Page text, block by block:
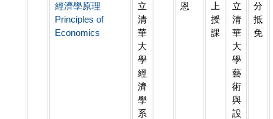
經濟學原理
Principles of
Economics
立
清
華
大
學
經
濟
學
系
恩
上
授
課
立
清
華
大
學
藝
術
與
設
分
抵
免